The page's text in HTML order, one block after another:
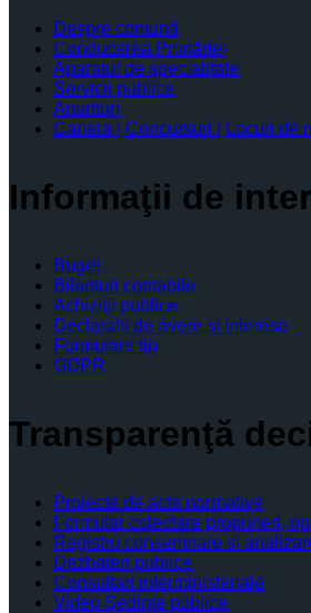
Despre comună
Conducerea Primăriei
Aparatul de specialitate
Servicii publice
Anunturi
Cariera | Concursuri | Locuri de
Informaţii de
Buget
Bilanţuri contabile
Achiziţii publice
Declaratii de avere si interese
Formulare tip
GDPR
Transparenţă
Proiecte de acte normative
Formular colectare propuneri,
Registru consemnare si
Dezbateri publice
Consultari interministeriale
Video Şedinţe publice